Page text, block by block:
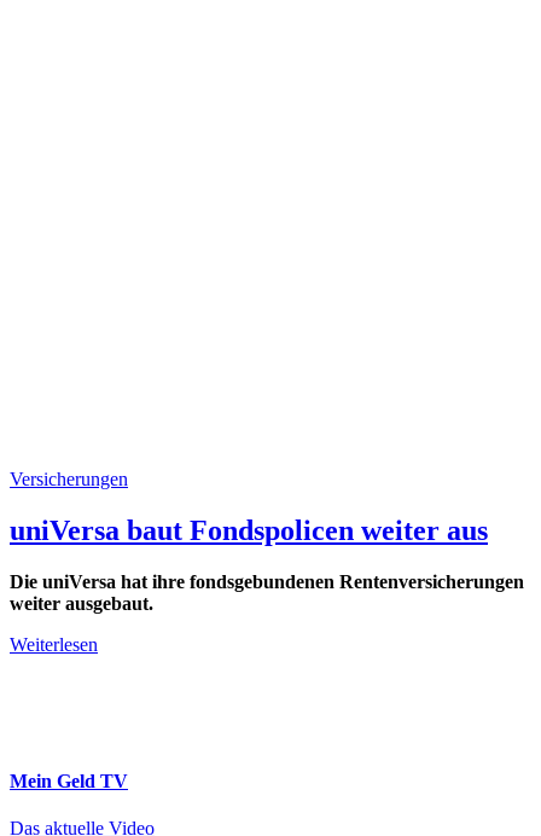
Versicherungen
uniVersa baut Fondspolicen weiter aus
Die uniVersa hat ihre fondsgebundenen Rentenversicherungen
weiter ausgebaut.
Weiterlesen
Mein Geld TV
Das aktuelle Video